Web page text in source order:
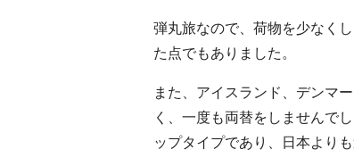
弾丸旅なので、荷物を少なく
た点でもありました。
また、アイスランド、デンマ
く、一度も両替をしませんで
ップタイプであり、日本より